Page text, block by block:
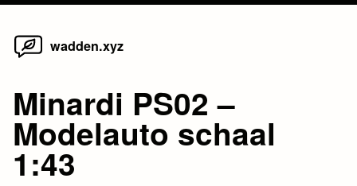
Skip
wadden.xyz
Minardi PS02 –
Modelauto schaal
1:43